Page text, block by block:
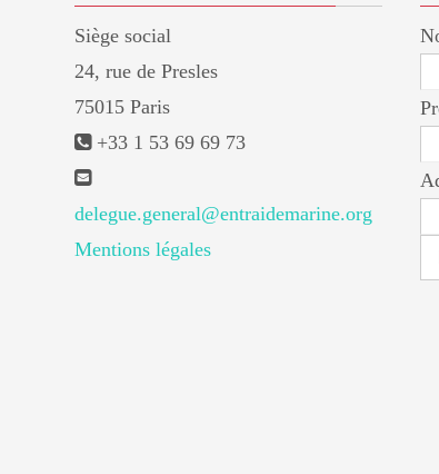
Siège social
24, rue de Presles
75015 Paris
+33 1 53 69 69 73
delegue.general@entraidemarine.org
Mentions légales